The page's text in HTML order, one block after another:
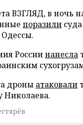
ВЗГЛЯД, в ночь
поразили
Россиинанесла
дроны атаковали
Николаева.